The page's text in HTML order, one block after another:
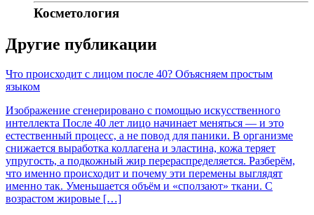
Косметология
Другие публикации
Что происходит с лицом после 40? Объясняем простым
языком
Изображение сгенерировано с помощью искусственного
интеллекта После 40 лет лицо начинает меняться — и это
естественный процесс, а не повод для паники. В организме
снижается выработка коллагена и эластина, кожа теряет
упругость, а подкожный жир перераспределяется. Разберём,
что именно происходит и почему эти перемены выглядят
именно так. Уменьшается объём и «сползают» ткани. С
возрастом жировые […]